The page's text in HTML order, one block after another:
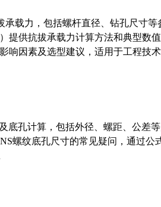
载力，包括螺杆直径、钻孔尺寸
提供抗拔承载力计算方法和典型数
响因素及选型建议，适用于工程技术
底孔计算，包括外径、螺距、公差
螺纹底孔尺寸的常见疑问，通过公